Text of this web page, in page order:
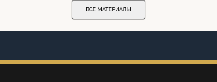
ВСЕ МАТЕРИАЛЫ